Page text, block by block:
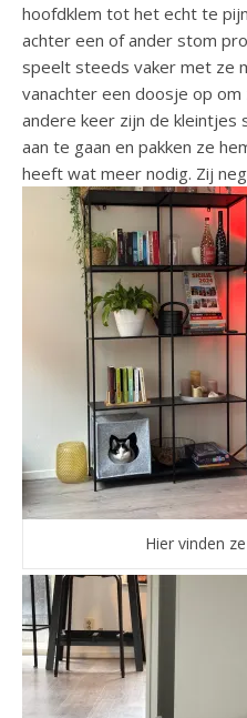
hoofdklem tot het echt te
achter een of ander stom
speelt steeds vaker met ze
vanachter een doosje op om
andere keer zijn de kleintjes
aan te gaan en pakken ze
heeft wat meer nodig. Zij
Hier vinden